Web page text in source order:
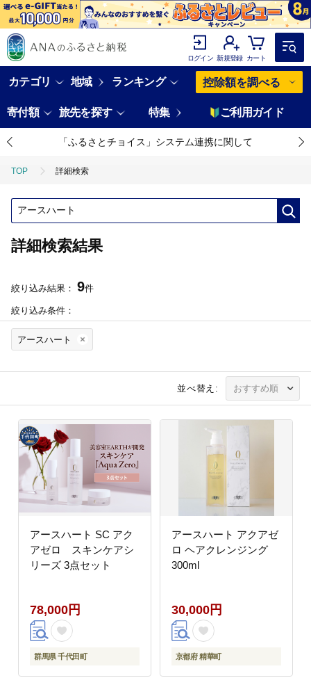
ログイン 新規登録 カート
カテゴリ 地域 ランキング 控除額を調べる
寄付額 旅先を探す 特集 ご利用ガイド
「ふるさとチョイス」システム連携に関して
TOP 詳細検索
詳細検索結果
絞り込み結果： 9件
絞り込み条件：
アースハート
並べ替え:
アースハート SC アク
アゼロ スキンケアシ
リーズ 3点セット
78,000円
群馬県 千代田町
アースハート アクアゼ
ロ ヘアクレンジング
300ml
30,000円
京都府 精華町